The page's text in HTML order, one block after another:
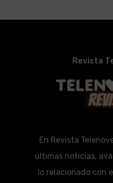
Revista
En Revista
últimas noticias,
lo relacionado con